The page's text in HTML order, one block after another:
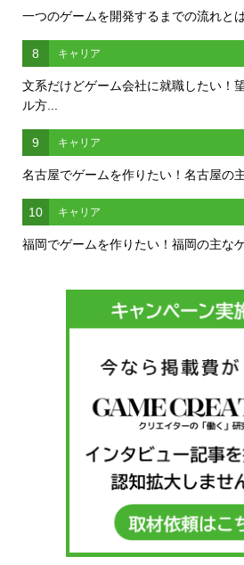
一つのゲームを開発するまでの流れと
8 キャリア
文系だけどゲーム会社に就職したい！
ル方...
9 キャリア
名古屋でゲームを作りたい！名古屋の
10 キャリア
福岡でゲームを作りたい！福岡の主な